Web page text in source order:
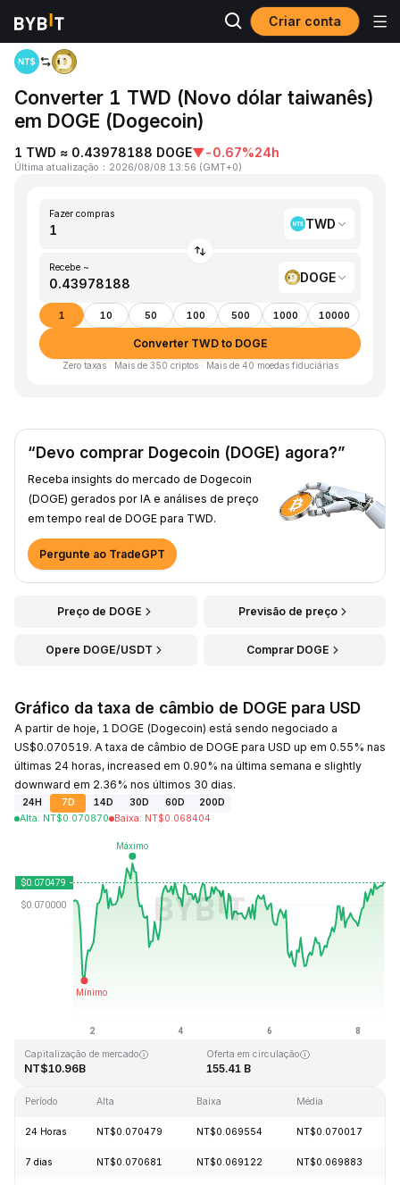
Criar conta
Página inicial
Converter 1 TWD (Novo dólar taiwanês)
em DOGE (Dogecoin)
1 TWD ≈ 0.43978188 DOGE▼-0.67%24h
Última atualização ： 2026/08/08 13:56 (GMT+0)
Fazer compras
TWD
Recebe ~
DOGE
1 10 50 100 500 1000 10000
Converter TWD to DOGE
Zero taxas · Mais de 350 criptos · Mais de 40 moedas fiduciárias
“Devo comprar Dogecoin (DOGE) agora?”
Receba insights do mercado de Dogecoin
(DOGE) gerados por IA e análises de preço
em tempo real de DOGE para TWD.
Pergunte ao TradeGPT
Preço de DOGE Previsão de preço
Opere DOGE/USDT Comprar DOGE
Gráfico da taxa de câmbio de DOGE para USD
A partir de hoje, 1 DOGE (Dogecoin) está sendo negociado a
US$0.070519. A taxa de câmbio de DOGE para USD up em 0.55% nas
últimas 24 horas, increased em 0.90% na última semana e slightly
downward em 2.36% nos últimos 30 dias.
24H 7D 14D 30D 60D
200D
Alta: NT$0.070870 Baixa: NT$0.068404
Última atualização: 2026-08-08, 13:56 GMT+0
NT$0.731578 NT$0.000087
Capitalização de mercado
NT$10.96B
Oferta em circulação
155.41 B
Período Alta Baixa Média
24 Horas NT$0.070479 NT$0.069554 NT$0.070017
7 dias NT$0.070681 NT$0.069122 NT$0.069883